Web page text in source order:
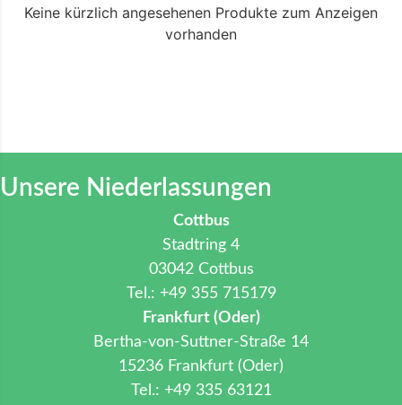
Keine kürzlich angesehenen Produkte zum Anzeigen
vorhanden
Unsere Niederlassungen
Cottbus
Stadtring 4
03042 Cottbus
Tel.: +49 355 715179
Frankfurt (Oder)
Bertha-von-Suttner-Straße 14
15236 Frankfurt (Oder)
Tel.: +49 335 63121